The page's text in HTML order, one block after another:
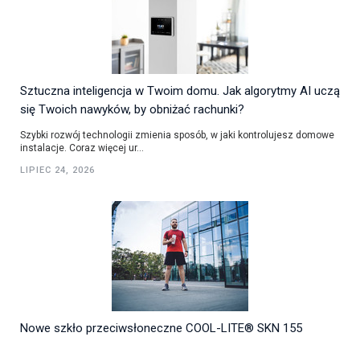
Sztuczna inteligencja w Twoim domu. Jak algorytmy AI uczą
się Twoich nawyków, by obniżać rachunki?
Szybki rozwój technologii zmienia sposób, w jaki kontrolujesz domowe
instalacje. Coraz więcej ur...
LIPIEC 24, 2026
Nowe szkło przeciwsłoneczne COOL-LITE® SKN 155